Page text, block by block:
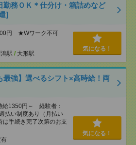
勤務ＯＫ＊仕分け・箱詰めなど
]
円 ★Wワーク不可
駅 / 大形駅
気になる！
最強】選べるシフト×高時給！両
給1350円～ 経験者：
払い制度あり（月払い
手続き完了次第のお支
気になる！